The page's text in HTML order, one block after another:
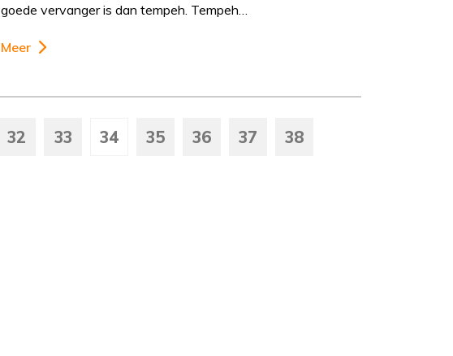
goede vervanger is dan tempeh. Tempeh…
Meer
32 33 34 35 36 37 38